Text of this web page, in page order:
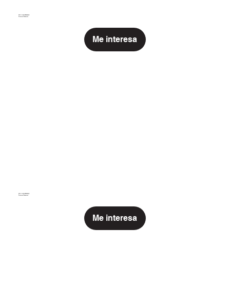
MICHELLE PRAZAK
Sistemas Recíprocos
Me interesa
Me interesa
MICHELLE PRAZAK
Sistemas Recíprocos
Me interesa